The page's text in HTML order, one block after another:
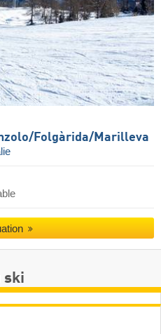
​Folgàrida/​Marilleva
ski